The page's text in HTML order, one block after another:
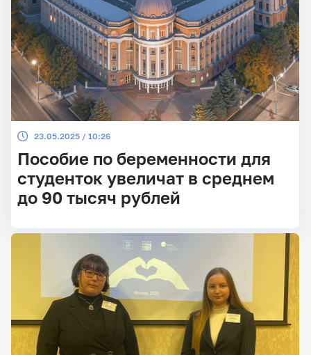
23.05.2025 / 10:26
Пособие по беременности для
студенток увеличат в среднем
до 90 тысяч рублей